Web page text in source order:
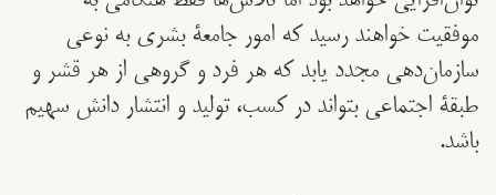
موفقیت خواهند رسید که امور جامعۀ بشری به نوعی
سازمان‌دهی مجدد یابد که هر فرد و گروهی از هر قشر و
طبقۀ اجتماعی بتواند در کسب، تولید و انتشار دانش سهیم
باشد.